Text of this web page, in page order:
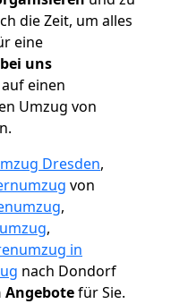
die Zeit, um alles
eine
uns
einen
Umzug von
Dresden,
von
,
,
in
nach Dondorf
Angebotefür Sie.